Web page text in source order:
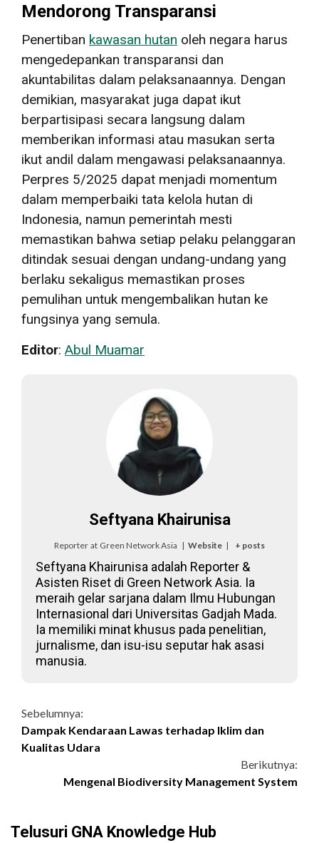
Mendorong Transparansi
Penertiban kawasan hutan oleh negara harus
mengedepankan transparansi dan
akuntabilitas dalam pelaksanaannya. Dengan
demikian, masyarakat juga dapat ikut
berpartisipasi secara langsung dalam
memberikan informasi atau masukan serta
ikut andil dalam mengawasi pelaksanaannya.
Perpres 5/2025 dapat menjadi momentum
dalam memperbaiki tata kelola hutan di
Indonesia, namun pemerintah mesti
memastikan bahwa setiap pelaku pelanggaran
ditindak sesuai dengan undang-undang yang
berlaku sekaligus memastikan proses
pemulihan untuk mengembalikan hutan ke
fungsinya yang semula.
Editor: Abul Muamar
Seftyana Khairunisa
Reporter at Green Network Asia | Website | + posts
Seftyana Khairunisa adalah Reporter &
Asisten Riset di Green Network Asia. Ia
meraih gelar sarjana dalam Ilmu Hubungan
Internasional dari Universitas Gadjah Mada.
Ia memiliki minat khusus pada penelitian,
jurnalisme, dan isu-isu seputar hak asasi
manusia.
Continue
Reading
Sebelumnya:
Dampak Kendaraan Lawas terhadap Iklim dan
Kualitas Udara
Berikutnya:
Mengenal Biodiversity Management System
Telusuri GNA Knowledge Hub